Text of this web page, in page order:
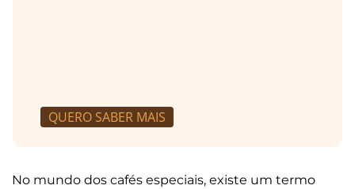
QUERO SABER MAIS
No mundo dos cafés especiais, existe um termo